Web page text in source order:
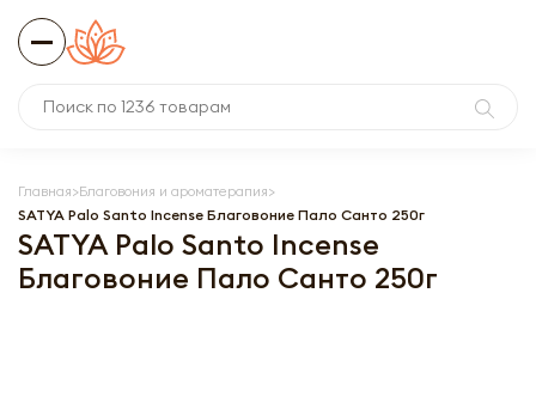
Главная Благовония и ароматерапия
SATYA Palo Santo Incense Благовоние Пало Санто 250г
SATYA Palo Santo Incense
Благовоние Пало Санто 250г